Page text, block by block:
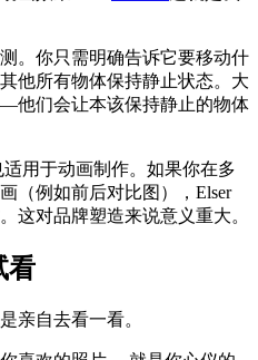
。你只需明确告诉它要移动什
他所有物体保持静止状态。大
他们会让本该保持静止的物体
用于动画制作。如果你在多
（例如前后对比图），Elser
这对品牌塑造来说意义重大。
看
亲自去看一看。